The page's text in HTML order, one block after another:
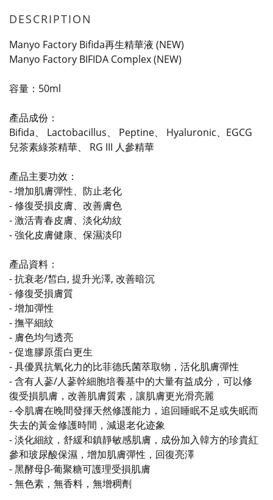
DESCRIPTION
Manyo Factory Bifida再生精華液 (NEW)
Manyo Factory BIFIDA Complex (NEW)
容量：50ml
產品成份：
Bifida、 Lactobacillus、 Peptine、 Hyaluronic、EGCG
兒茶素綠茶精華、 RG III 人參精華
產品主要功效：
- 增加肌膚彈性、防止老化
- 修復受損皮膚、改善膚色
- 激活青春皮膚、淡化幼紋
- 強化皮膚健康、保濕淡印
產品資料：
-抗衰老/皙白, 提升光澤, 改善暗沉
- 修復受損膚質
- 增加彈性
- 撫平細紋
- 膚色均勻透亮
- 促進膠原蛋白更生
- 具優異抗氧化力的比菲德氏菌萃取物，活化肌膚彈性
- 含有人蔘/人蔘幹細胞培養基中的大量有益成分，可以修
復受損肌膚，改善肌膚質素，讓肌膚更光滑亮麗
-令肌膚在晚間發揮天然修護能力，追回睡眠不足或失眠而
失去的黃金修護時間，減退老化迹象
- 淡化細紋，舒緩和鎮靜敏感肌膚，成份加入韓方的珍貴紅
參和玻尿酸保濕，增加肌膚彈性，回復亮澤
- 黑酵母β-葡聚糖可護理受損肌膚
- 無色素，無香料，無增稠劑